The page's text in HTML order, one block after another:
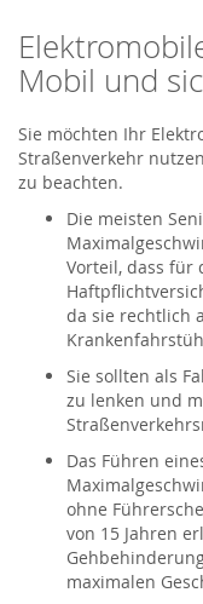
Mobil und
Sie möchten Ihr
Straßenverkehr
zu beachten.
Die meisten
Vorteil, dass für
da sie rechtlich
Sie sollten als
zu lenken und
Das Führen
ohne
von 15 Jahren
maximalen